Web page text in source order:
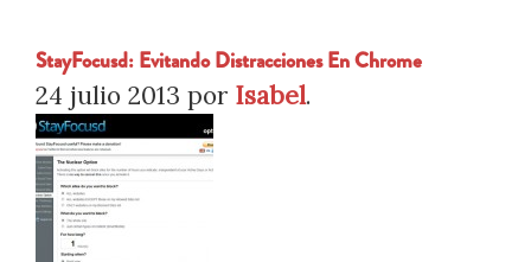
StayFocusd: Evitando Distracciones En Chrome
24 julio 2013 por Isabel.